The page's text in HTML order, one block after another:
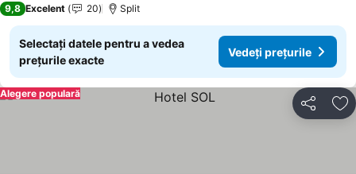
9,8 Excelent 20 Split
Selectați datele pentru a vedea
prețurile exacte
Vedeți prețurile
Distribuiți
Alegere populară